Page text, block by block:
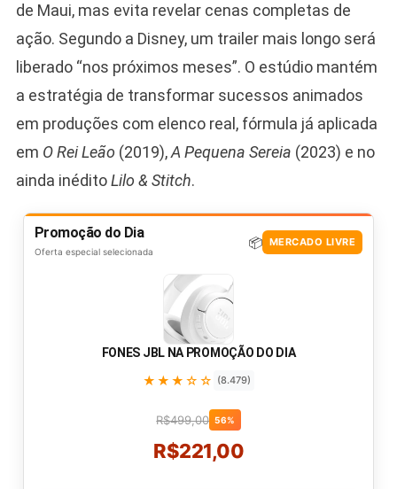
de Maui, mas evita revelar cenas completas de
ação. Segundo a Disney, um trailer mais longo será
liberado “nos próximos meses”. O estúdio mantém
a estratégia de transformar sucessos animados
em produções com elenco real, fórmula já aplicada
em O Rei Leão (2019),A Pequena Sereia (2023) e no
ainda inéditoLilo & Stitch.
Promoção do Dia
Oferta especial selecionada
📦 MERCADO LIVRE
FONES JBL NA PROMOÇÃO DO DIA
★★★☆☆ (8.479)
R$499,00 56%
R$221,00